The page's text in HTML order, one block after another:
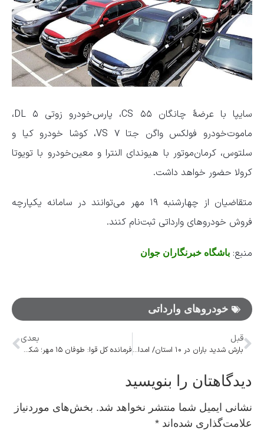
سایپا با عرضۀ چانگان CS ۵۵، پارس‌خودرو زوتی DL ۵،
ماموت‌خودرو فولکس واگن جتا VS ۷، کوشا خودرو کیا و
سلتوس، کرمان‌موتور با هیوندای النترا و معین‌خودرو با تویوتا
کرولا حضور خواهد داشت.
متقاضیان از چهارشنبه ۱۹ مهر می‌توانند در سامانه یکپارچه
فروش خودرو‌های وارداتی ثبت‌نام کنند.
منبع: باشگاه خبرنگاران جوان
خودرو‌های وارداتی
قبل
بارش شدید باران در ۱۰ استان/ امدادگران هلال‌احمر به حالت آماده‌باش در آمدند
بعدی
فرمانده کل قوا: طوفان ۱۵ مهر؛ شکست غیر قابل ترمیم رژیم صهیونیستی
دیدگاهتان را بنویسید
نشانی ایمیل شما منتشر نخواهد شد. بخش‌های موردنیاز
علامت‌گذاری شده‌اند *